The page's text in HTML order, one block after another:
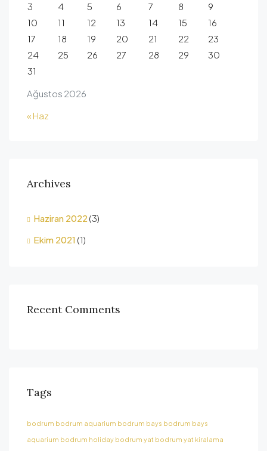
Ağustos 2026
3
4 5 6 7 8
9
10
11 12 13 14 15
16
17
18 19 20 21 22
23
24
25 26 27 28 29
30
31
« Haz
Archives
Haziran 2022 (3)
Ekim 2021 (1)
Recent Comments
Tags
bodrum bodrum aquarium bodrum bays bodrum bays
aquarium bodrum holiday bodrum yat bodrum yat kiralama